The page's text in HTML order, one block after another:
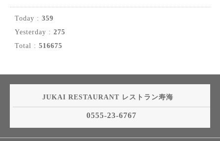
Today : 359
Yesterday : 275
Total : 516675
JUKAI RESTAURANT レストラン寿海
0555-23-6767